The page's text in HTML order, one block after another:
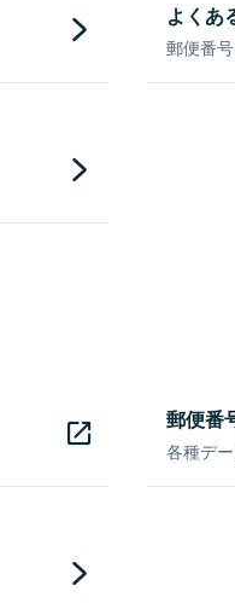
よくあ
郵便番
郵便番
各種デ